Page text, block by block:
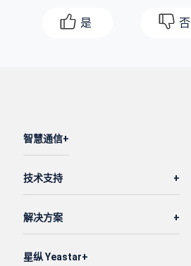
是 否
智慧通信
技术支持
解决方案
星纵 Yeastar